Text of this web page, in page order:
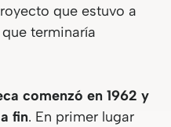
que estuvo a
terminaría
comenzó en 1962 y
fin. En primer lugar